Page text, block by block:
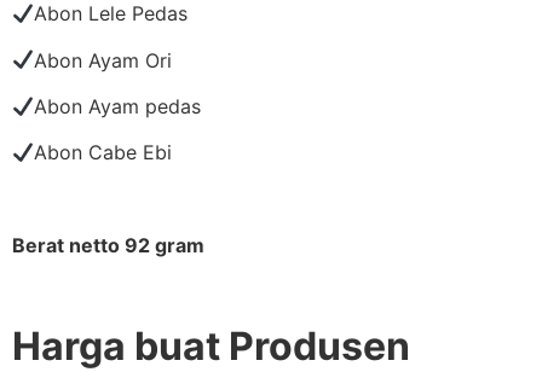
Abon Lele Pedas
Abon Ayam Ori
Abon Ayam pedas
Abon Cabe Ebi
Berat netto 92 gram
Harga buat Produsen